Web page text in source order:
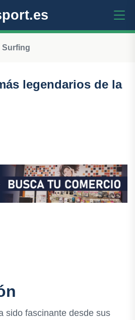
Surfing
legendarios de la
sido fascinante desde sus